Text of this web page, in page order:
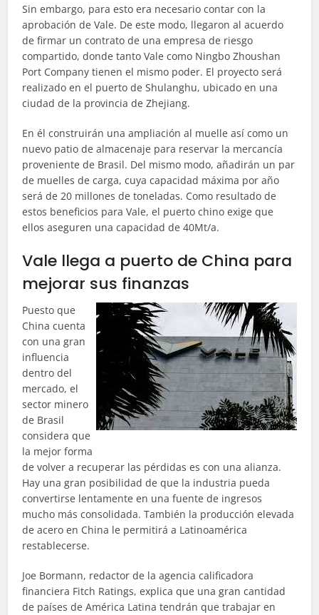
Sin embargo, para esto era necesario contar con la
aprobación de Vale. De este modo, llegaron al acuerdo
de firmar un contrato de una empresa de riesgo
compartido, donde tanto Vale como Ningbo Zhoushan
Port Company tienen el mismo poder. El proyecto será
realizado en el puerto de Shulanghu, ubicado en una
ciudad de la provincia de Zhejiang.
En él construirán una ampliación al muelle así como un
nuevo patio de almacenaje para reservar la mercancía
proveniente de Brasil. Del mismo modo, añadirán un par
de muelles de carga, cuya capacidad máxima por año
será de 20 millones de toneladas. Como resultado de
estos beneficios para Vale, el puerto chino exige que
ellos aseguren una capacidad de 40Mt/a.
Vale llega a puerto de China para
mejorar sus finanzas
Puesto que
China cuenta
con una gran
influencia
dentro del
mercado, el
sector minero
de Brasil
considera que
la mejor forma
de volver a recuperar las pérdidas es con una alianza.
Hay una gran posibilidad de que la industria pueda
convertirse lentamente en una fuente de ingresos
mucho más consolidada. También la producción elevada
de acero en China le permitirá a Latinoamérica
restablecerse.
Joe Bormann, redactor de la agencia calificadora
financiera Fitch Ratings, explica que una gran cantidad
de países de América Latina tendrán que trabajar en